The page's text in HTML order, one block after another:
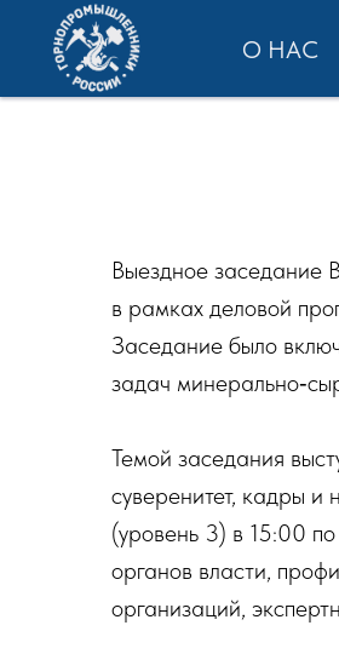
О НАС
Выездное заседание
в рамках деловой
Заседание было
задач
Темой заседания
суверенитет, кадры
(уровень 3) в 15:00
органов власти,
организаций,